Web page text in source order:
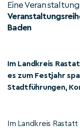
Eine
Baden
Im Landkreis
es zum Festjahr
Stadtführungen,
Im Landkreis